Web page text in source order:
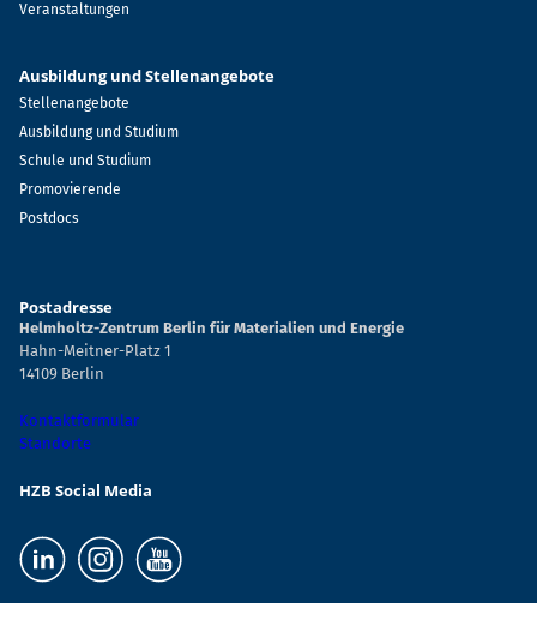
Veranstaltungen
Ausbildung und Stellenangebote
Stellenangebote
Ausbildung und Studium
Schule und Studium
Promovierende
Postdocs
Postadresse
Helmholtz-Zentrum Berlin für Materialien und Energie
Hahn-Meitner-Platz 1
14109 Berlin
Kontaktformular
Standorte
HZB Social Media